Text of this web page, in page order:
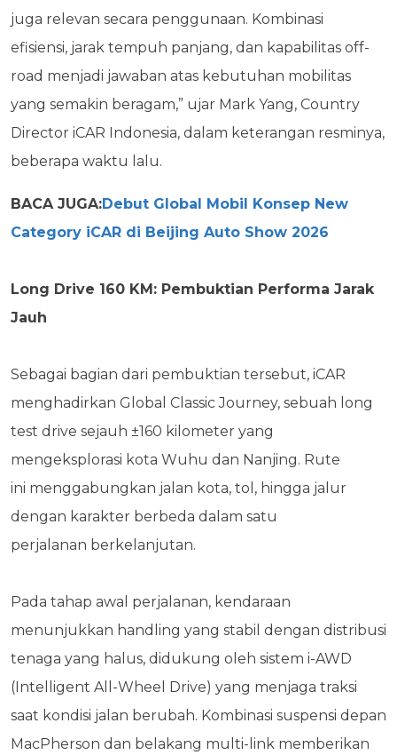
juga relevan secara penggunaan. Kombinasi
efisiensi, jarak tempuh panjang, dan kapabilitas off-
road menjadi jawaban atas kebutuhan mobilitas
yang semakin beragam,” ujar Mark Yang, Country
Director iCAR Indonesia, dalam keterangan resminya,
beberapa waktu lalu.
BACA JUGA:Debut Global Mobil Konsep New
Category iCAR di Beijing Auto Show 2026
Long Drive 160 KM: Pembuktian Performa Jarak
Jauh
Sebagai bagian dari pembuktian tersebut, iCAR
menghadirkan Global Classic Journey, sebuah long
test drive sejauh ±160 kilometer yang
mengeksplorasi kota Wuhu dan Nanjing. Rute
ini menggabungkan jalan kota, tol, hingga jalur
dengan karakter berbeda dalam satu
perjalanan berkelanjutan.
Pada tahap awal perjalanan, kendaraan
menunjukkan handling yang stabil dengan distribusi
tenaga yang halus, didukung oleh sistem i-AWD
(Intelligent All-Wheel Drive) yang menjaga traksi
saat kondisi jalan berubah. Kombinasi suspensi depan
MacPherson dan belakang multi-link memberikan